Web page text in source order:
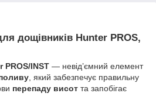
дощівників Hunter PROS,
PROS/INST — невід’ємний елемент
, який забезпечує правильну
перепаду висот та запобігає